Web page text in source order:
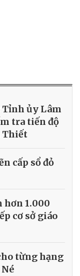
ủy Lâm
tra tiến độ
Thiết
cấp sổ đỏ
hơn 1.000
cơ sở giáo
từng hạng